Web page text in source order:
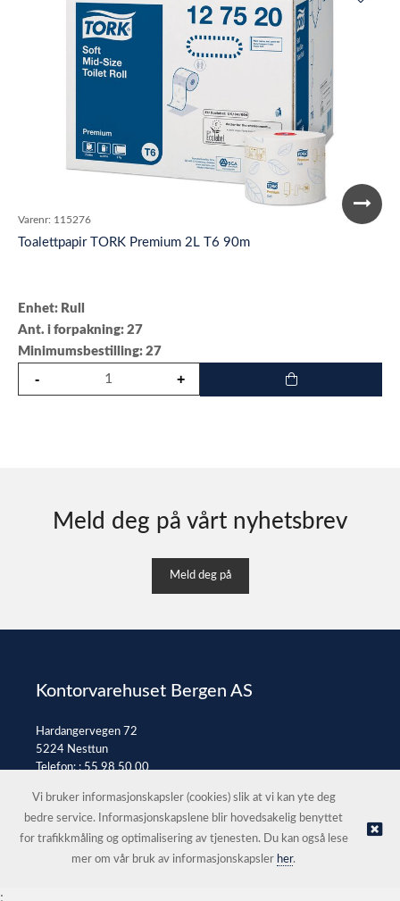
Varenr: 115276
Toalettpapir TORK Premium 2L T6 90m
Enhet: Rull
Ant. i forpakning: 27
Minimumsbestilling: 27
Meld deg på vårt nyhetsbrev
Meld deg på
Kontorvarehuset Bergen AS
Hardangervegen 72
5224 Nesttun
Telefon: :55 98 50 00
© Kontorvarehuset Bergen AS |Nettbutikk levert av Kréatif
Vi bruker informasjonskapsler (cookies) slik at vi kan yte deg
bedre service. Informasjonskapslene blir hovedsakelig benyttet
for trafikkmåling og optimalisering av tjenesten. Du kan også lese
mer om vår bruk av informasjonskapsler her.
;